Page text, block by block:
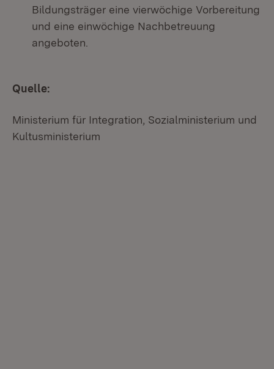
Bildungsträger eine vierwöchige Vorbereitung
und eine einwöchige Nachbetreuung
angeboten.
Quelle:
Ministerium für Integration, Sozialministerium und
Kultusministerium